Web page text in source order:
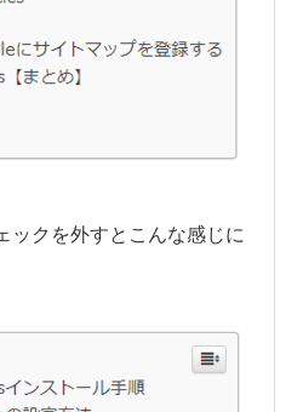
ックを外すとこんな感じに